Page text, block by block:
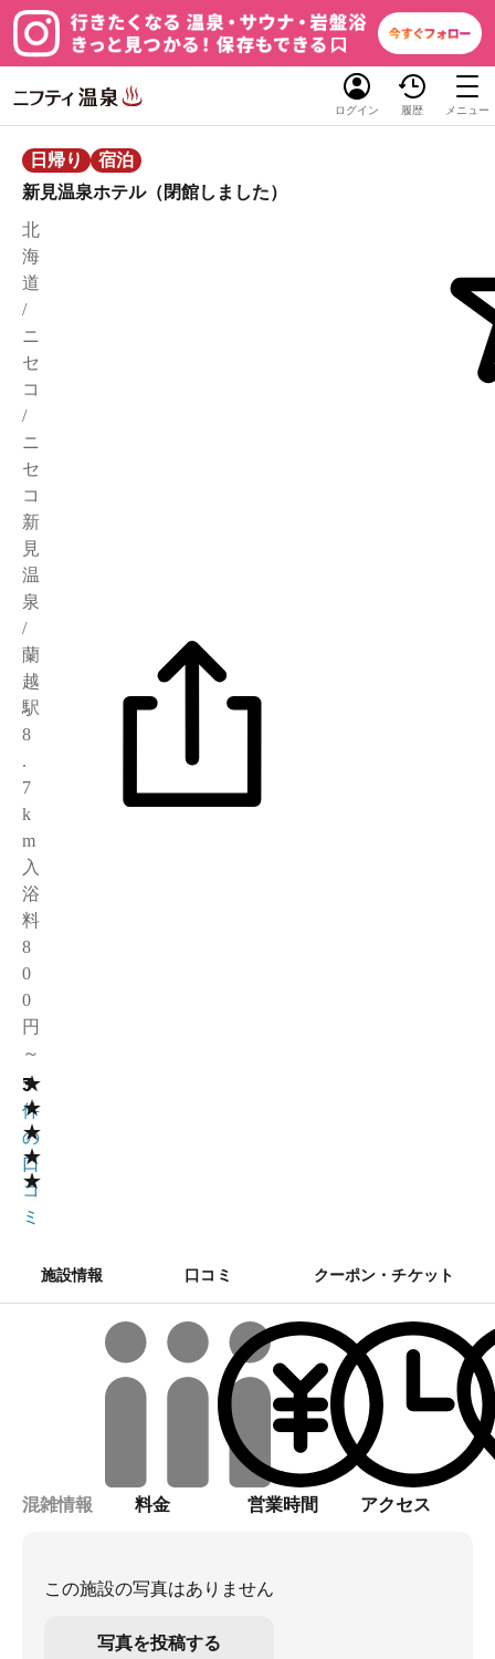
ログイン 履歴 メニュー
日帰り
宿泊
新見温泉ホテル（閉館しました）
北
海
道
/
ニ
セ
コ
/
ニ
セ
コ
新
見
温
泉
/
蘭
越
駅
8
.
7
k
m
入
浴
料
8
0
0
円
～
★
★
★
★
★
3
5
件
の
口
コ
ミ
施設情報 口コミ クーポン・チケット
混雑情報 料金 営業時間 アクセス
この施設の写真はありません
写真を投稿する